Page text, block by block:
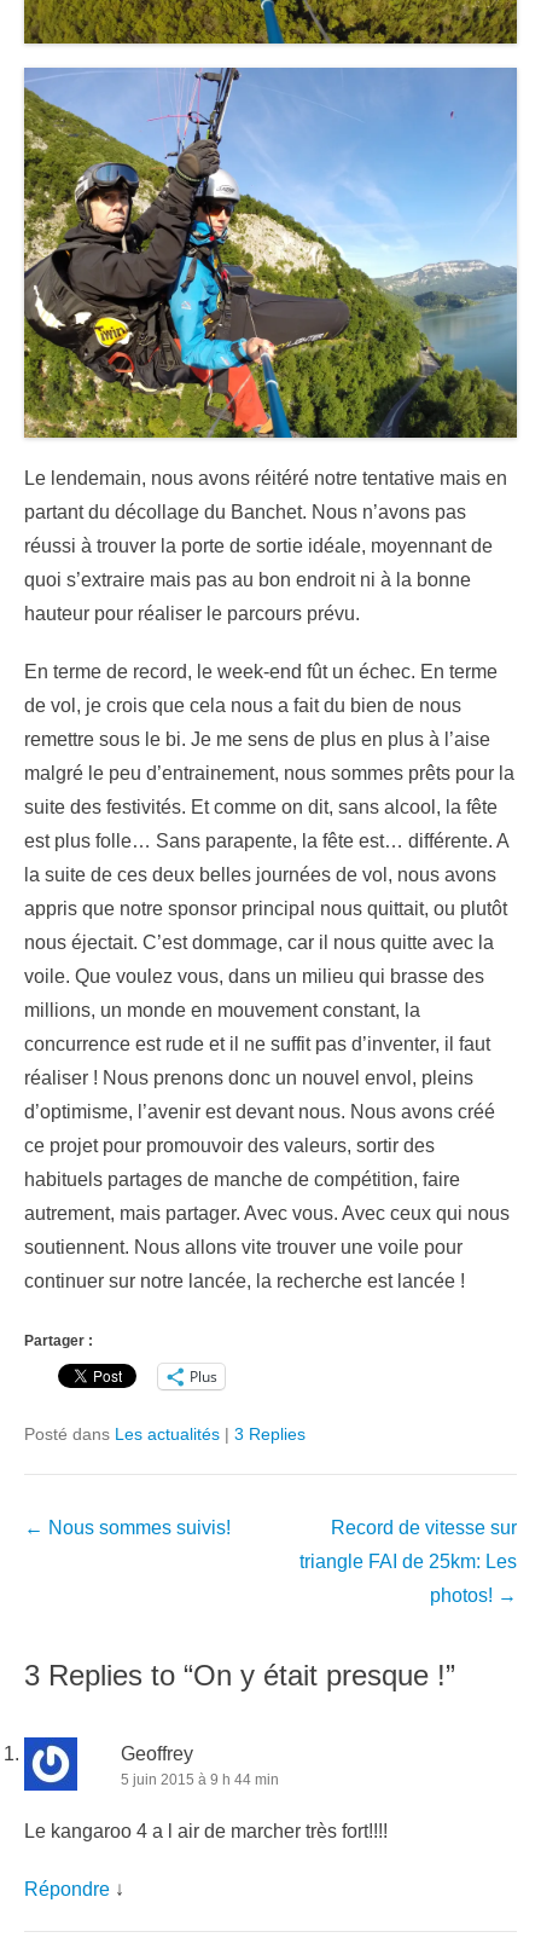
Le lendemain, nous avons réitéré notre tentative mais en
partant du décollage du Banchet. Nous n’avons pas
réussi à trouver la porte de sortie idéale, moyennant de
quoi s’extraire mais pas au bon endroit ni à la bonne
hauteur pour réaliser le parcours prévu.
En terme de record, le week-end fût un échec. En terme
de vol, je crois que cela nous a fait du bien de nous
remettre sous le bi. Je me sens de plus en plus à l’aise
malgré le peu d’entrainement, nous sommes prêts pour la
suite des festivités. Et comme on dit, sans alcool, la fête
est plus folle… Sans parapente, la fête est… différente. A
la suite de ces deux belles journées de vol, nous avons
appris que notre sponsor principal nous quittait, ou plutôt
nous éjectait. C’est dommage, car il nous quitte avec la
voile. Que voulez vous, dans un milieu qui brasse des
millions, un monde en mouvement constant, la
concurrence est rude et il ne suffit pas d’inventer, il faut
réaliser ! Nous prenons donc un nouvel envol, pleins
d’optimisme, l’avenir est devant nous. Nous avons créé
ce projet pour promouvoir des valeurs, sortir des
habituels partages de manche de compétition, faire
autrement, mais partager. Avec vous. Avec ceux qui nous
soutiennent. Nous allons vite trouver une voile pour
continuer sur notre lancée, la recherche est lancée !
Partager :
Plus
Posté dans Les actualités | 3 Replies
Navigation
← Nous sommes suivis!
Record de vitesse sur
triangle FAI de 25km: Les
photos! →
3 Replies to “On y était presque !”
Geoffrey
5 juin 2015 à 9 h 44 min
Le kangaroo 4 a l air de marcher très fort!!!!
Répondre ↓